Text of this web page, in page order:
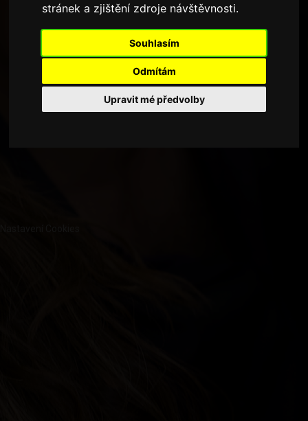
stránek a zjištění zdroje návštěvnosti.
Souhlasím
Odmítám
Upravit mé předvolby